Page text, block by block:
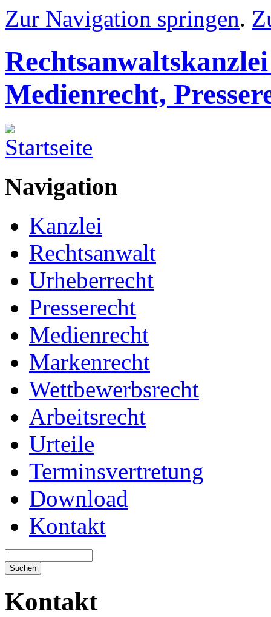
Zur Navigation springen.
Medienrecht,
Navigation
Kanzlei
Rechtsanwalt
Urheberrecht
Presserecht
Medienrecht
Markenrecht
Wettbewerbsrecht
Arbeitsrecht
Urteile
Terminsvertretung
Download
Kontakt
Kontakt